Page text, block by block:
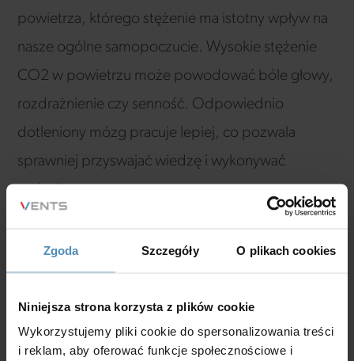
Zgoda Szczegóły O plikach cookies
Niniejsza strona korzysta z plików cookie
Wykorzystujemy pliki cookie do spersonalizowania treści
i reklam, aby oferować funkcje społecznościowe i
powietrza, którego stężenie ma istotny wpływ na
nasze ogólne samopoczucie. Wysokie stężenie
CO2 w powietrzu może powodować bóle głowy,
rozdrażnienie czy senność. Odpowiednio
dotleniony mózg pracuje lepiej, co pozwala
sprawniej przyswajać wiedzę i wykonywać
ukąszenie szerszenia, zwłaszcza przy lokalizacji